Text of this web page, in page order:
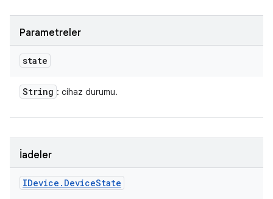
Parametreler
state
String : cihaz durumu.
İadeler
IDevice . DeviceState